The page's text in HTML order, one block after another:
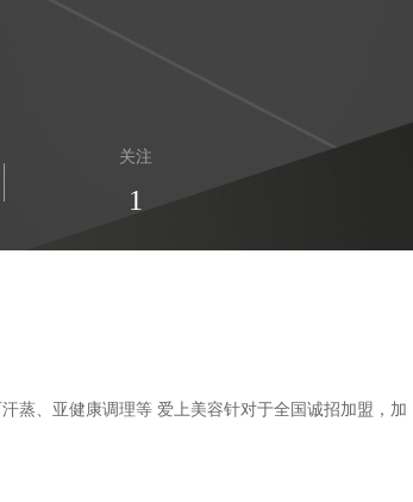
关注
1
蒸、亚健康调理等 爱上美容针对于全国诚招加盟，️加